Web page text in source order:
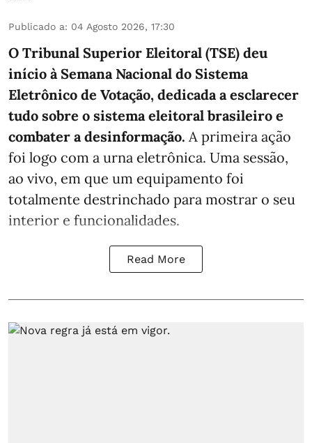
Publicado a: 04 Agosto 2026, 17:30
O Tribunal Superior Eleitoral (TSE) deu
início à Semana Nacional do Sistema
Eletrônico de Votação, dedicada a esclarecer
tudo sobre o sistema eleitoral brasileiro e
combater a desinformação. A primeira ação
foi logo com a urna eletrônica. Uma sessão,
ao vivo, em que um equipamento foi
totalmente destrinchado para mostrar o seu
interior e funcionalidades.
Read More